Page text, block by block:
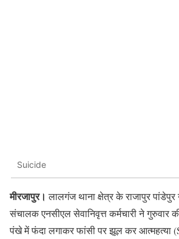
Suicide
मीरजापुर। लालगंज थाना क्षेत्र के राजापुर पांडेपुर
संचालक एनसीएल सेवानिवृत्त कर्मचारी ने गुरुवार
पंखे में फंदा लगाकर फांसी पर झूल कर आत्महत्या